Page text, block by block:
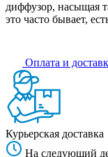
диффузор, насыщая
это часто бывает,
Оплата и
Курьерская доставка
На следующий